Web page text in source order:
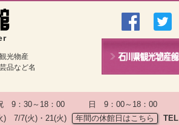
光物産
品など名
　9：30～18：00　　　日　9：00～18：00
)　7/7(火)・21(火) 年間の休館日はこちら TEL